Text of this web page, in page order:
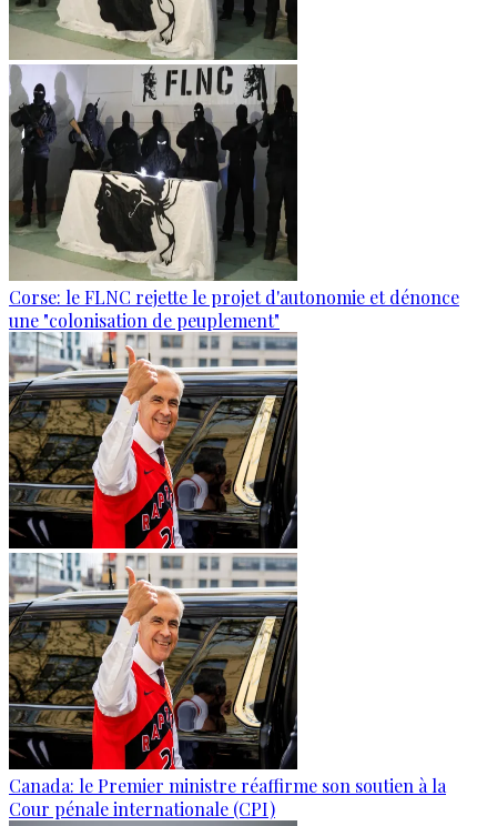
Corse: le FLNC rejette le projet d'autonomie et dénonce
une "colonisation de peuplement"
Canada: le Premier ministre réaffirme son soutien à la
Cour pénale internationale (CPI)